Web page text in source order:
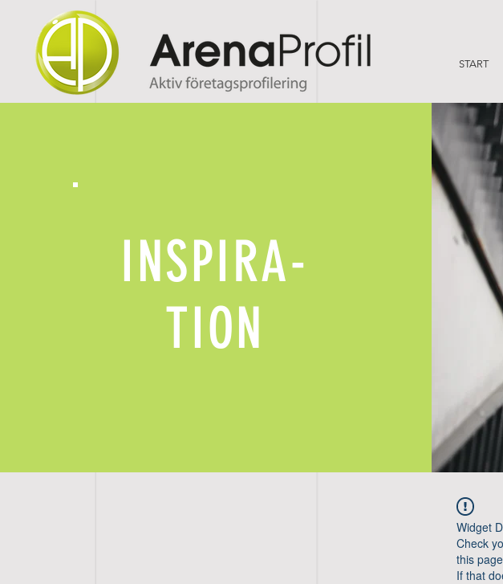
START
INSPIRA-
TION
Widget
Check
this
If that